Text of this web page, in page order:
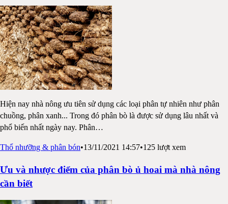
Hiện nay nhà nông ưu tiên sử dụng các loại phân tự nhiên như phân
chuồng, phân xanh... Trong đó phân bò là được sử dụng lâu nhất và
phổ biến nhất ngày nay. Phân…
Thổ nhưỡng & phân bón•13/11/2021 14:57•125 lượt xem
Ưu và nhược điểm của phân bò ủ hoai mà nhà nông
cần biết